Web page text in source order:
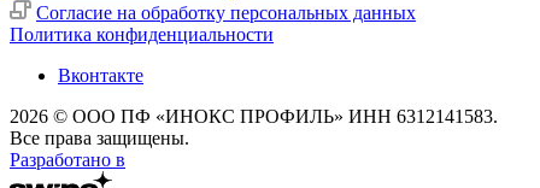
Cогласие на обработку персональных данных
Политика конфиденциальности
Вконтакте
2026 © ООО ПФ «ИНОКС ПРОФИЛЬ» ИНН 6312141583.
Все права защищены.
Разработано в